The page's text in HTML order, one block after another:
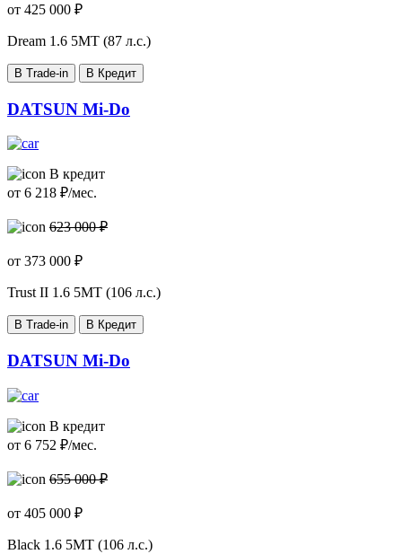
от 425 000 ₽
Dream 1.6 5МТ (87 л.с.)
В Trade-in В Кредит
DATSUN Mi-Do
В кредит
от 6 218 ₽/мес.
623 000 ₽
от 373 000 ₽
Trust II 1.6 5МТ (106 л.с.)
В Trade-in В Кредит
DATSUN Mi-Do
В кредит
от 6 752 ₽/мес.
655 000 ₽
от 405 000 ₽
Black 1.6 5МТ (106 л.с.)